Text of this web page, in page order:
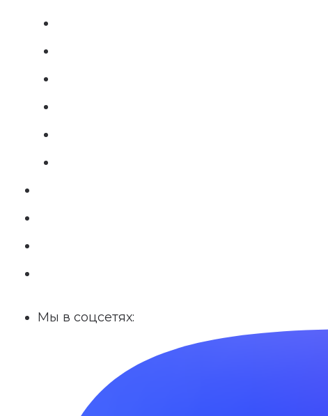
Мы в соцсетях: